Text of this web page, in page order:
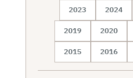
2024
2023
2020
2019
2016
2015